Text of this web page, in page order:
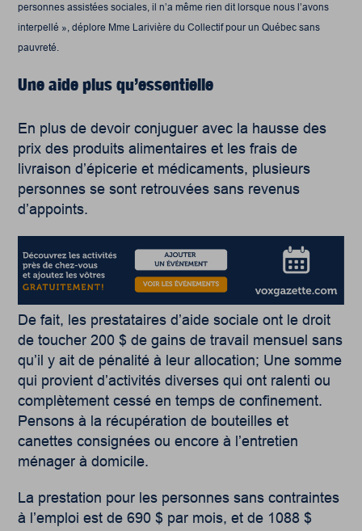
personnes assistées sociales, il n’a même rien dit lorsque nous l’avons
interpellé », déplore Mme Larivière du Collectif pour un Québec sans
pauvreté.
Une aide plus qu’essentielle
En plus de devoir conjuguer avec la hausse des
prix des produits alimentaires et les frais de
livraison d’épicerie et médicaments, plusieurs
personnes se sont retrouvées sans revenus
d’appoints.
De fait, les prestataires d’aide sociale ont le droit
de toucher 200 $ de gains de travail mensuel sans
qu’il y ait de pénalité à leur allocation; Une somme
qui provient d’activités diverses qui ont ralenti ou
complètement cessé en temps de confinement.
Pensons à la récupération de bouteilles et
canettes consignées ou encore à l’entretien
ménager à domicile.
La prestation pour les personnes sans contraintes
à l’emploi est de 690 $ par mois, et de 1088 $